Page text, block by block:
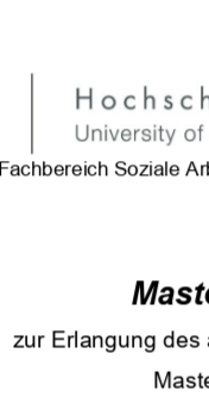
Fachbereich Soziale
zur Erlangung